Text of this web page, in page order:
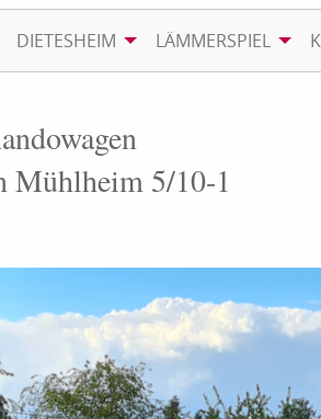
DIETESHEIM LÄMMERSPIEL
Mühlheim 5/10-1